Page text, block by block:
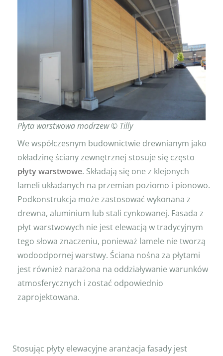
Płyta warstwowa modrzew © Tilly
We współczesnym budownictwie drewnianym jako
okładzinę ściany zewnętrznej stosuje się często
płyty warstwowe. Składają się one z klejonych
lameli układanych na przemian poziomo i pionowo.
Podkonstrukcja może zastosować wykonana z
drewna, aluminium lub stali cynkowanej. Fasada z
płyt warstwowych nie jest elewacją w tradycyjnym
tego słowa znaczeniu, ponieważ lamele nie tworzą
wodoodpornej warstwy. Ściana nośna za płytami
jest również narażona na oddziaływanie warunków
atmosferycznych i zostać odpowiednio
zaprojektowana.
Stosując płyty elewacyjne aranżacja fasady jest